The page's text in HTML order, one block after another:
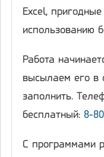
Excel,
использованию
Работа
высылаем его в
заполнить.
бесплатный: 8-
С программами